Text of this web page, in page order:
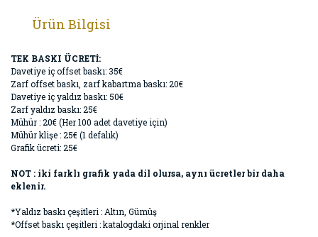
Ürün Bilgisi
TEK BASKI ÜCRETİ:
Davetiye iç offset baskı: 35€
Zarf offset baskı, zarf kabartma baskı: 20€
Davetiye iç yaldız baskı: 50€
Zarf yaldız baskı: 25€
Mühür : 20€ (Her 100 adet davetiye için)
Mühür klişe : 25€ (1 defalık)
Grafik ücreti: 25€
NOT : iki farklı grafik yada dil olursa, aynı ücretler bir daha
eklenir.
*Yaldız baskı çeşitleri : Altın, Gümüş
*Offset baskı çeşitleri : katalogdaki orjinal renkler